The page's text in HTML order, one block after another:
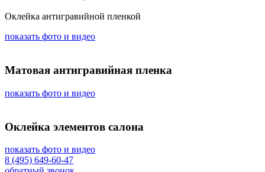
Оклейка антигравийной пленкой
показать фото и видео
Матовая антигравийная пленка
показать фото и видео
Оклейка элементов салона
показать фото и видео
8 (495) 649-60-47